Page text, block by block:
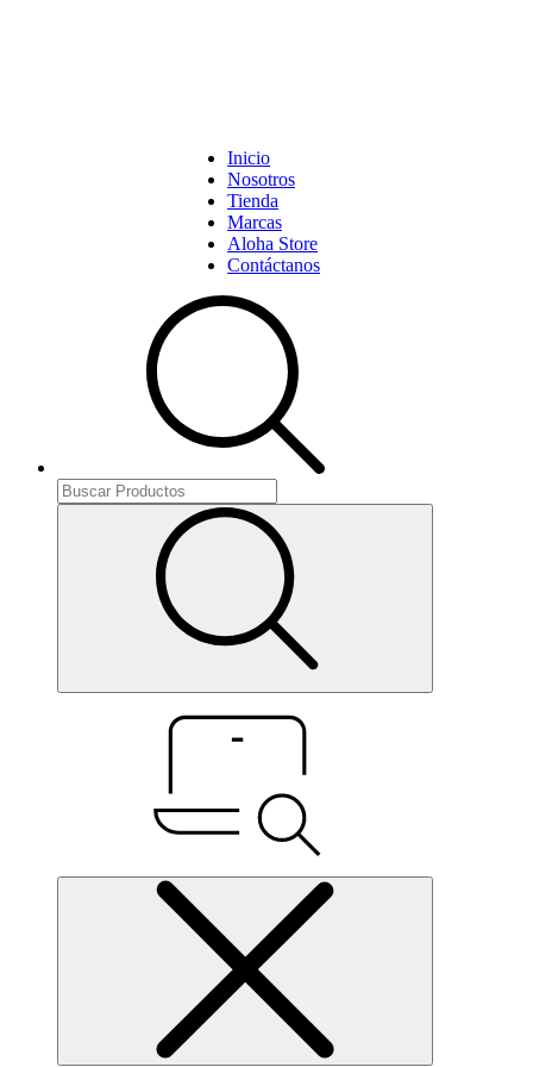
Inicio
Nosotros
Tienda
Marcas
Aloha Store
Contáctanos